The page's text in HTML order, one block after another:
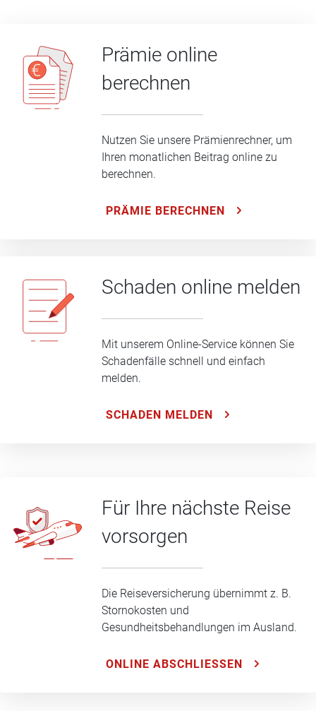
Prämie online
berechnen
Nutzen Sie unsere Prämienrechner, um
Ihren monatlichen Beitrag online zu
berechnen.
PRÄMIE BERECHNEN
Schaden online melden
Mit unserem Online-Service können Sie
Schadenfälle schnell und einfach
melden.
SCHADEN MELDEN
Für Ihre nächste Reise
vorsorgen
Die Reiseversicherung übernimmt z. B.
Stornokosten und
Gesundheitsbehandlungen im Ausland.
ONLINE ABSCHLIESSEN